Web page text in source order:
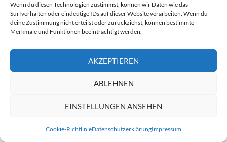
Wenn du diesen Technologien zustimmst, können wir Daten wie das
Surfverhalten oder eindeutige IDs auf dieser Website verarbeiten. Wenn du
deine Zustimmung nicht erteilst oder zurückziehst, können bestimmte
Merkmale und Funktionen beeinträchtigt werden.
AKZEPTIEREN
ABLEHNEN
EINSTELLUNGEN ANSEHEN
Cookie-RichtlinieDatenschutzerklärungImpressum
Beitragsnavigation
VORHERIGER BEITRAG
USBEKISTAN – KULTURELLES HERZ ZENTRALASIENS
Video von Michael Wenkel
SCHREIBE EINEN KOMMENTAR
Deine E-Mail-Adresse wird nicht veröffentlicht.Erforderliche Felder